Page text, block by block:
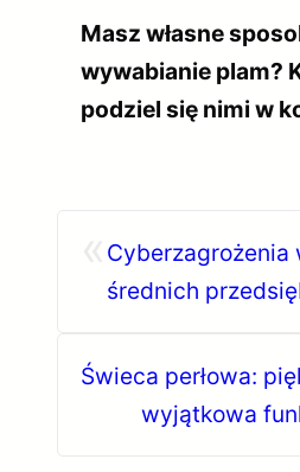
Masz własne
wywabianie plam?
podziel się nimi w
Cyberzagrożenia
średnich
Świeca perłowa:
wyjątkowa